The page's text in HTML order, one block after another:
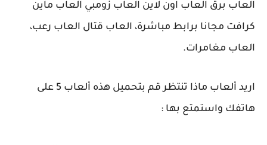
العاب برق العاب اون لاين العاب زومبي العاب ماين
كرافت مجانا برابط مباشرة، العاب قتال العاب رعب،
العاب مغامرات.
اريد ألعاب ماذا تنتظر قم بتحميل هذه ألعاب 5 على
هاتفك واستمتع بها :